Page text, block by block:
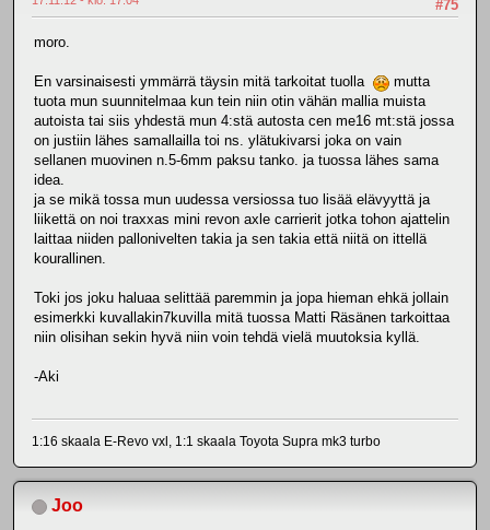
#75
moro.
En varsinaisesti ymmärrä täysin mitä tarkoitat tuolla
mutta
tuota mun suunnitelmaa kun tein niin otin vähän mallia muista
autoista tai siis yhdestä mun 4:stä autosta cen me16 mt:stä jossa
on justiin lähes samallailla toi ns. ylätukivarsi joka on vain
sellanen muovinen n.5-6mm paksu tanko. ja tuossa lähes sama
idea.
ja se mikä tossa mun uudessa versiossa tuo lisää elävyyttä ja
liikettä on noi traxxas mini revon axle carrierit jotka tohon ajattelin
laittaa niiden pallonivelten takia ja sen takia että niitä on ittellä
kourallinen.
Toki jos joku haluaa selittää paremmin ja jopa hieman ehkä jollain
esimerkki kuvallakin7kuvilla mitä tuossa Matti Räsänen tarkoittaa
niin olisihan sekin hyvä niin voin tehdä vielä muutoksia kyllä.
-Aki
1:16 skaala E-Revo vxl, 1:1 skaala Toyota Supra mk3 turbo
Joo